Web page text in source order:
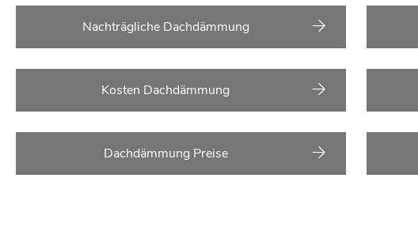
Nachträgliche Dachdämmung
Kosten Dachdämmung
Dachdämmung Preise